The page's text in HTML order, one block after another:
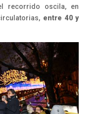
recorrido oscila, en
entre 40 y